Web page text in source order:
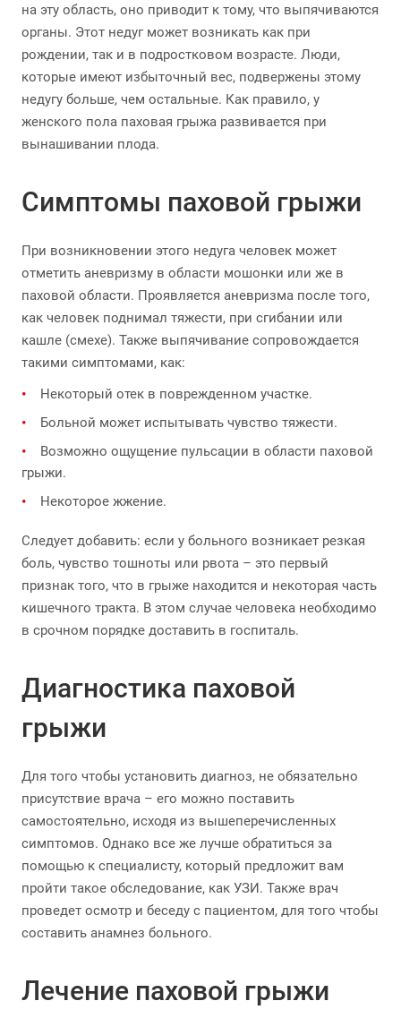
на эту область, оно приводит к тому, что выпячиваются
органы. Этот недуг может возникать как при
рождении, так и в подростковом возрасте. Люди,
которые имеют избыточный вес, подвержены этому
недугу больше, чем остальные. Как правило, у
женского пола паховая грыжа развивается при
вынашивании плода.
Симптомы паховой грыжи
При возникновении этого недуга человек может
отметить аневризму в области мошонки или же в
паховой области. Проявляется аневризма после того,
как человек поднимал тяжести, при сгибании или
кашле (смехе). Также выпячивание сопровождается
такими симптомами, как:
Некоторый отек в поврежденном участке.
Больной может испытывать чувство тяжести.
Возможно ощущение пульсации в области паховой
грыжи.
Некоторое жжение.
Следует добавить: если у больного возникает резкая
боль, чувство тошноты или рвота – это первый
признак того, что в грыже находится и некоторая часть
кишечного тракта. В этом случае человека необходимо
в срочном порядке доставить в госпиталь.
Диагностика паховой
грыжи
Для того чтобы установить диагноз, не обязательно
присутствие врача – его можно поставить
самостоятельно, исходя из вышеперечисленных
симптомов. Однако все же лучше обратиться за
помощью к специалисту, который предложит вам
пройти такое обследование, как УЗИ. Также врач
проведет осмотр и беседу с пациентом, для того чтобы
составить анамнез больного.
Лечение паховой грыжи